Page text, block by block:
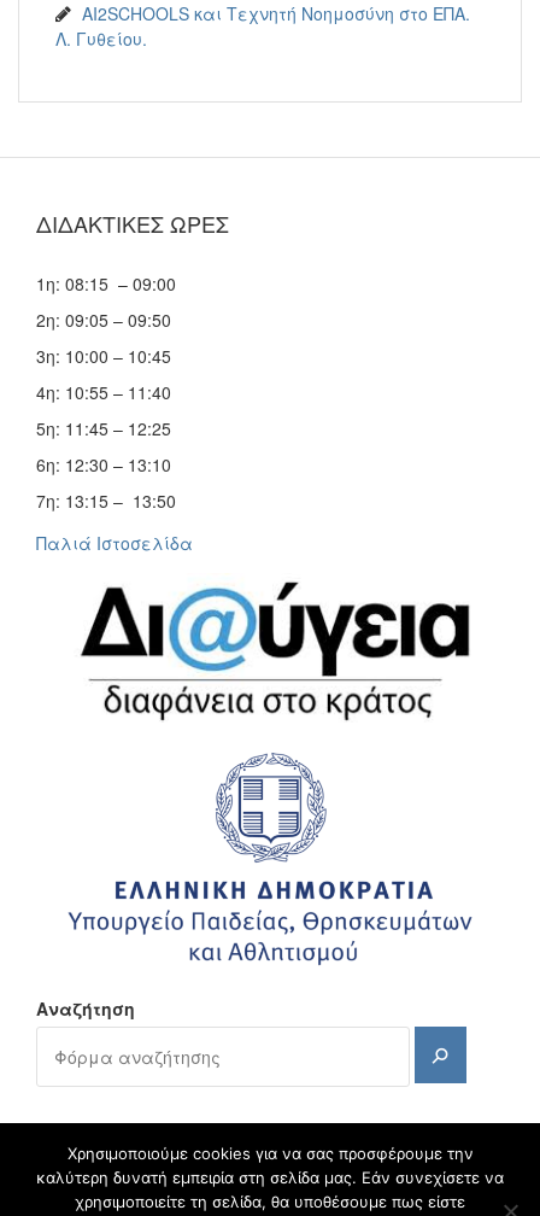
AI2SCHOOLS και Τεχνητή Νοημοσύνη στο ΕΠΑ.
Λ. Γυθείου.
ΔΙΔΑΚΤΙΚΕΣ ΩΡΕΣ
1η: 08:15 – 09:00
2η: 09:05 – 09:50
3η: 10:00 – 10:45
4η: 10:55 – 11:40
5η: 11:45 – 12:25
6η: 12:30 – 13:10
7η: 13:15 – 13:50
Παλιά Ιστοσελίδα
Αναζήτηση
Αναζήτηση
Χρησιμοποιούμε cookies για να σας προσφέρουμε την
καλύτερη δυνατή εμπειρία στη σελίδα μας. Εάν συνεχίσετε να
χρησιμοποιείτε τη σελίδα, θα υποθέσουμε πως είστε